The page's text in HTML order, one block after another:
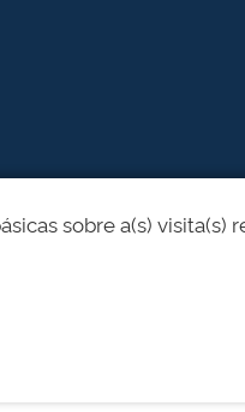
sobre a(s) visita(s)